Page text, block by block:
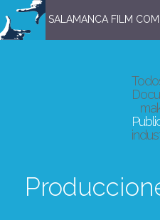
SALAMANCA FILM